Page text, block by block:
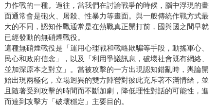
力作戰的一種。過往，當我們在討論戰爭的時候，腦中浮現的畫
面通常會是砲火、屠殺、性暴力等畫面。與一般傳統作戰方式最
大的不同，認知作戰通常是在熱戰真正開打前，國與國之間早就
已經發動的無硝煙戰役。
這種無硝煙戰役是「運用心理戰和戰略欺騙等手段，動搖軍心、
民心和政府信念」，以及「利用爭議訊息，破壞社會既有網絡、
並加深原本之對立」。當被攻擊的一方出現認知錯亂時，輿論開
始出現兩極化，立場迥異的雙方陣營對彼此充斥著不滿情緒，並
且隨著受到攻擊的時間而不斷加劇，降低理性對話的可能性，進
而達到攻擊方「破壞穩定」主要目的。